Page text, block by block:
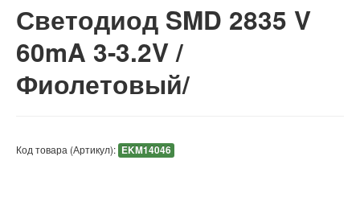
Светодиод SMD 2835 V
60mA 3-3.2V /
Фиолетовый/
Код товара (Артикул): EKM14046